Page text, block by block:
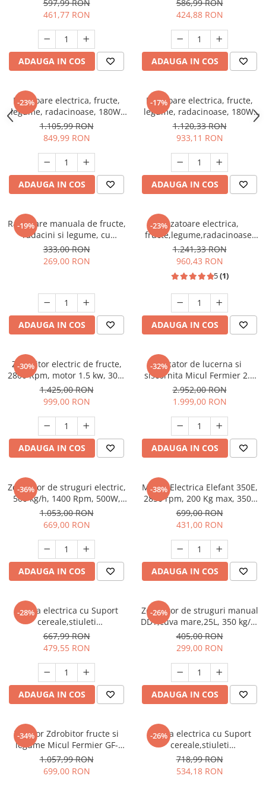
Hote bucatarie
Consumabile
Hote cupolare
Hote incorporabile
Hote insula
Hote telescopice
Hote traditionale
Masini de Spalat Rufe & Uscatoare
Accesorii masini de spalat &
uscatoare
Masini de spalat rufe cu uscator
Masini de spalat rufe verticale
Uscatoare de rufe
Masini de spalat vase
Masini de spalat vase
independente
Motoburghiu/Foreza pamant
Pirostrii & Arzatoare
Plasa umbrire
Pompe de stropit
Radiatoare
Semanatoare,Plantatoare
Sere
Suflante & Aspiratoare
Aspiratoare
Suflante Frunze
Unelte Gradinarit
Ventilatoare & Sisteme Racire
Aparate de aer conditionat
Zootehnie
Foarfeci tuns oi
Incubatoare oua
597,99 RON
461,77 RON
ADAUGA IN COS
586,99 RON
424,88 RON
ADAUGA IN COS
-23%
Razatoare electrica, fructe,
legume, radacinoase, 180W,
1500 Rpm, Vinita 1683
1.105,99 RON
849,99 RON
ADAUGA IN COS
-17%
Razatoare electrica, fructe,
legume, radacinoase, 180W,
1500 Rpm, Vinita 1684
1.120,33 RON
933,11 RON
ADAUGA IN COS
-19%
Razatoare manuala de fructe,
radacini si legume, cu
tambur, Koza-Nova mini 1687
333,00 RON
269,00 RON
ADAUGA IN COS
-23%Razatoare electrica,
fructe,legume,radacinoase,
total inox, 180W, 1500 Rpm,
Vinita 4946
1.241,33 RON
960,43 RON
5(1)
ADAUGA IN COS
-30%
Zdrobitor electric de fructe,
2800 Rpm, motor 1.5 kw, 300-
550 kg/h, 220V, Micul Fermier
1.425,00 RON
999,00 RON
ADAUGA IN COS
-32%Tocator de lucerna si
siscornita Micul Fermier 2.8
KW, 400 KG/H, bobinaj cupru,
model nou 2026, GF-1336
2.952,00 RON
1.999,00 RON
ADAUGA IN COS
-36%
Zdrobitor de struguri electric,
500 kg/h, 1400 Rpm, 500W,
Micul Fermier GF-0894
1.053,00 RON
669,00 RON
ADAUGA IN COS
-38%
Moara Electrica Elefant 350E,
2850 rpm, 200 Kg max, 3500
W
699,00 RON
431,00 RON
ADAUGA IN COS
-28%
Moara electrica cu Suport
cereale,stiuleti
porumb,Ruseasca,3500
W,3000 rpm,200
Kg/h,BOBINAJ CUPRU
667,99 RON
479,55 RON
ADAUGA IN COS
-26%
Zdrobitor de struguri manual
DDT,cuva mare,25L, 350 kg/h,
tamburi poliamida,model
2020
405,00 RON
299,00 RON
ADAUGA IN COS
-34%
Tocator Zdrobitor fructe si
legume Micul Fermier GF-
1707, 180Kg/ora, 750W
1.057,99 RON
699,00 RON
-26%
Moara electrica cu Suport
cereale,stiuleti
porumb,Ruseasca,3500
W,3000 rpm,250
Kg/h,BOBINAJ CUPRU
718,99 RON
534,18 RON